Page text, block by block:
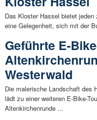
Das Kloster Hassel bietet
eine Gelegenheit, sich mit der
Geführte E-
Westerwald
Die malerische Landschaft des
lädt zu einer weiteren E-Bike-
Altenkirchenrunde ...